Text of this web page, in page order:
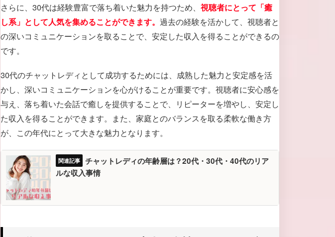
さらに、30代は経験豊富で落ち着いた魅力を持つため、 視聴者にとって「癒
し系」として人気を集めることができます。 過去の経験を活かして、視聴者と
の深いコミュニケーションを取ることで、安定した収入を得ることができるの
です。
30代のチャットレディとして成功するためには、成熟した魅力と安定感を活
かし、深いコミュニケーションを心がけることが重要です。視聴者に安心感を
与え、落ち着いた会話で癒しを提供することで、リピーターを増やし、安定し
た収入を得ることができます。また、家庭とのバランスを取る柔軟な働き方
が、この年代にとって大きな魅力となります。
チャットレディの年齢層は？20代・30代・40代のリア
ルな収入事情